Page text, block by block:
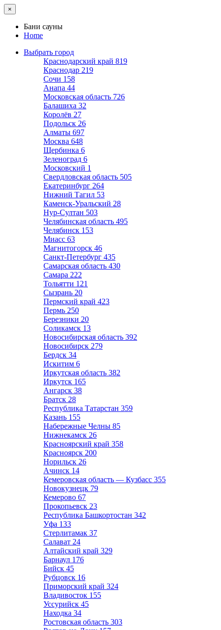
×
Бани сауны
Home
Выбрать город
Краснодарский край 819
Краснодар 219
Сочи 158
Анапа 44
Московская область 726
Балашиха 32
Королёв 27
Подольск 26
Алматы 697
Москва 648
Щербинка 6
Зеленоград 6
Московский 1
Свердловская область 505
Екатеринбург 264
Нижний Тагил 53
Каменск-Уральский 28
Нур-Султан 503
Челябинская область 495
Челябинск 153
Миасс 63
Магнитогорск 46
Санкт-Петербург 435
Самарская область 430
Самара 222
Тольятти 121
Сызрань 20
Пермский край 423
Пермь 250
Березники 20
Соликамск 13
Новосибирская область 392
Новосибирск 279
Бердск 34
Искитим 6
Иркутская область 382
Иркутск 165
Ангарск 38
Братск 28
Республика Татарстан 359
Казань 155
Набережные Челны 85
Нижнекамск 26
Красноярский край 358
Красноярск 200
Норильск 26
Ачинск 14
Кемеровская область — Кузбасс 355
Новокузнецк 79
Кемерово 67
Прокопьевск 23
Республика Башкортостан 342
Уфа 133
Стерлитамак 37
Салават 24
Алтайский край 329
Барнаул 176
Бийск 45
Рубцовск 16
Приморский край 324
Владивосток 155
Уссурийск 45
Находка 34
Ростовская область 303